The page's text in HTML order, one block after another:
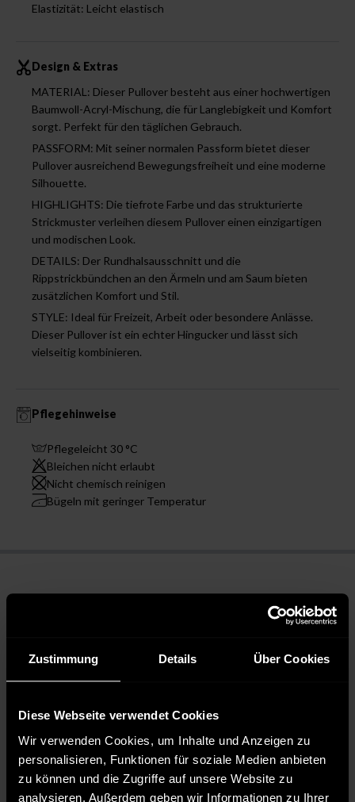
Zustimmung Details Über Cookies
Diese Webseite verwendet Cookies
Wir verwenden Cookies, um Inhalte und Anzeigen zu
personalisieren, Funktionen für soziale Medien anbieten
zu können und die Zugriffe auf unsere Website zu
analysieren. Außerdem geben wir Informationen zu Ihrer
Elastizität: Leicht elastisch
Design & Extras
MATERIAL: Dieser Pullover besteht aus einer hochwertigen
Baumwoll-Acryl-Mischung, die für Langlebigkeit und Komfort
sorgt. Perfekt für den täglichen Gebrauch.
PASSFORM: Mit seiner normalen Passform bietet dieser
Pullover ausreichend Bewegungsfreiheit und eine moderne
Silhouette.
HIGHLIGHTS: Die tiefrote Farbe und das strukturierte
Strickmuster verleihen diesem Pullover einen einzigartigen
und modischen Look.
DETAILS: Der Rundhalsausschnitt und die
Rippstrickbündchen an den Ärmeln und am Saum bieten
zusätzlichen Komfort und Stil.
STYLE: Ideal für Freizeit, Arbeit oder besondere Anlässe.
Dieser Pullover ist ein echter Hingucker und lässt sich
vielseitig kombinieren.
Pflegehinweise
Pflegeleicht 30 °C
Bleichen nicht erlaubt
Nicht chemisch reinigen
Bügeln mit geringer Temperatur